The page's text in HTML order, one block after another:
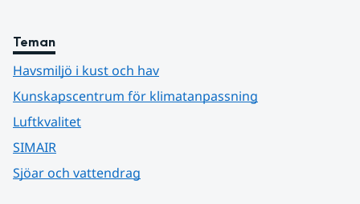
Teman
Havsmiljö i kust och hav
Kunskapscentrum för klimatanpassning
Luftkvalitet
SIMAIR
Sjöar och vattendrag